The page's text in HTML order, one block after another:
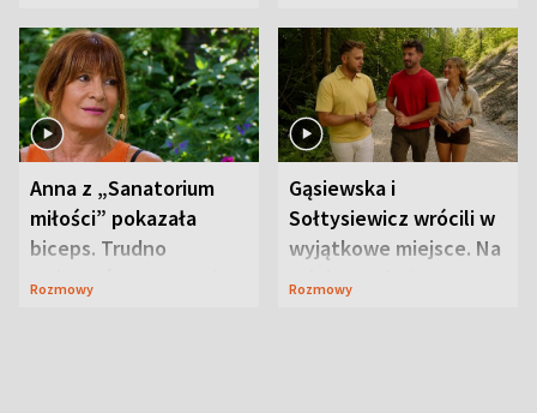
Anna z „Sanatorium
miłości” pokazała
biceps. Trudno
uwierzyć, co przeszła
Rozmowy
Gąsiewska i
Sołtysiewicz wrócili w
wyjątkowe miejsce. Na
szlaku czekał
Rozmowy